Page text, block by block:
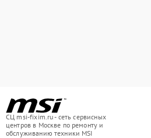
СЦ msi-fixim.ru - сеть сервисных
центров в Москве по ремонту и
обслуживанию техники MSI